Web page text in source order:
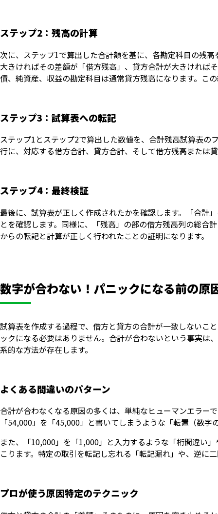
ステップ2：残高の計算
次に、ステップ1で算出した合計額を基に、各勘定科目の残
大きければその差額が「借方残高」、貸方合計が大きければ
債、純資産、収益の勘定科目は通常貸方残高になります。こ
ステップ3：試算表への転記
ステップ1とステップ2で算出した数値を、合計残高試算表
行に、対応する借方合計、貸方合計、そして借方残高または
ステップ4：最終検証
最後に、試算表が正しく作成されたかを確認します。「合計
とを確認します。同様に、「残高」の部の借方残高列の総合
からの転記と計算が正しく行われたことの証明になります。
数字が合わない！パニックになる前の原
試算表を作成する過程で、借方と貸方の合計が一致しないこ
ックになる必要はありません。合計が合わないという事実は
系的な方法が存在します。
よくある間違いのパターン
合計が合わなくなる原因の多くは、単純なヒューマンエラー
「54,000」を「45,000」と書いてしまうような「転置（数字
また、「10,000」を「1,000」と入力するような「桁間違い
こります。特定の取引を転記し忘れる「転記漏れ」や、逆に
プロが使う原因特定のテクニック